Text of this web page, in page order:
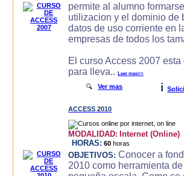
permite al alumno
utilizacion y el dominio de
datos de uso corriente en
empresas de todos los
El curso Access 2007
para lleva..Leer mas>>
🔍Ver mas i
ACCESS 2010
MODALIDAD: Internet (Online)
HORAS: 60 horas
OBJETIVOS: Conocer a
2010 como herramienta